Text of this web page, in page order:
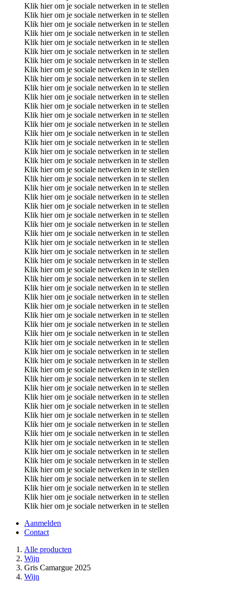
Klik hier om je sociale netwerken in te stellen
Klik hier om je sociale netwerken in te stellen
Klik hier om je sociale netwerken in te stellen
Klik hier om je sociale netwerken in te stellen
Klik hier om je sociale netwerken in te stellen
Klik hier om je sociale netwerken in te stellen
Klik hier om je sociale netwerken in te stellen
Klik hier om je sociale netwerken in te stellen
Klik hier om je sociale netwerken in te stellen
Klik hier om je sociale netwerken in te stellen
Klik hier om je sociale netwerken in te stellen
Klik hier om je sociale netwerken in te stellen
Klik hier om je sociale netwerken in te stellen
Klik hier om je sociale netwerken in te stellen
Klik hier om je sociale netwerken in te stellen
Klik hier om je sociale netwerken in te stellen
Klik hier om je sociale netwerken in te stellen
Klik hier om je sociale netwerken in te stellen
Klik hier om je sociale netwerken in te stellen
Klik hier om je sociale netwerken in te stellen
Klik hier om je sociale netwerken in te stellen
Klik hier om je sociale netwerken in te stellen
Klik hier om je sociale netwerken in te stellen
Klik hier om je sociale netwerken in te stellen
Klik hier om je sociale netwerken in te stellen
Klik hier om je sociale netwerken in te stellen
Klik hier om je sociale netwerken in te stellen
Klik hier om je sociale netwerken in te stellen
Klik hier om je sociale netwerken in te stellen
Klik hier om je sociale netwerken in te stellen
Klik hier om je sociale netwerken in te stellen
Klik hier om je sociale netwerken in te stellen
Klik hier om je sociale netwerken in te stellen
Klik hier om je sociale netwerken in te stellen
Klik hier om je sociale netwerken in te stellen
Klik hier om je sociale netwerken in te stellen
Klik hier om je sociale netwerken in te stellen
Klik hier om je sociale netwerken in te stellen
Klik hier om je sociale netwerken in te stellen
Klik hier om je sociale netwerken in te stellen
Klik hier om je sociale netwerken in te stellen
Klik hier om je sociale netwerken in te stellen
Klik hier om je sociale netwerken in te stellen
Klik hier om je sociale netwerken in te stellen
Klik hier om je sociale netwerken in te stellen
Klik hier om je sociale netwerken in te stellen
Klik hier om je sociale netwerken in te stellen
Klik hier om je sociale netwerken in te stellen
Klik hier om je sociale netwerken in te stellen
Klik hier om je sociale netwerken in te stellen
Klik hier om je sociale netwerken in te stellen
Klik hier om je sociale netwerken in te stellen
Klik hier om je sociale netwerken in te stellen
Klik hier om je sociale netwerken in te stellen
Klik hier om je sociale netwerken in te stellen
Klik hier om je sociale netwerken in te stellen
Aanmelden
Contact
Alle producten
Wijn
Gris Camargue 2025
Wijn